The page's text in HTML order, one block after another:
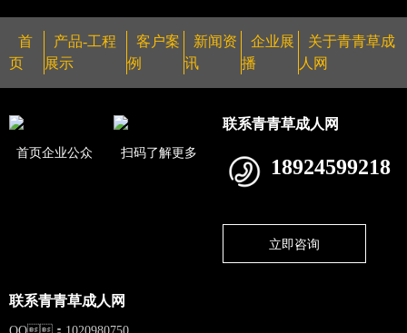
首
页
产品-工程
展示
客户案
例
新闻资
讯
企业展
播
关于青青草成
人网
首页企业公众 扫码了解更多
联系青青草成人网
18924599218
立即咨询
联系青青草成人网